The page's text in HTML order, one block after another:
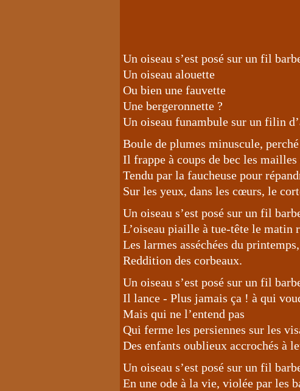
Un oiseau s’est posé sur un fil
Un oiseau alouette
Ou bien une fauvette
Une bergeronnette ?
Un oiseau funambule sur un filin
Boule de plumes minuscule,
Il frappe à coups de bec les
Tendu par la faucheuse pour
Sur les yeux, dans les cœurs, le
Un oiseau s’est posé sur un fil
L’oiseau piaille à tue-tête le matin
Les larmes asséchées du
Reddition des corbeaux.
Un oiseau s’est posé sur un fil
Il lance - Plus jamais ça ! à qui
Mais qui ne l’entend pas
Qui ferme les persiennes sur les
Des enfants oublieux accrochés à
Un oiseau s’est posé sur un fil
En une ode à la vie, violée par les